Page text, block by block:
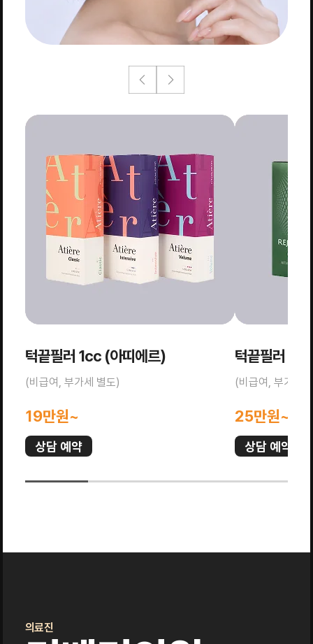
턱끝필러 1cc (아띠에르)
(비급여, 부가세 별도)
19만원~
상담 예약
턱끝필러
(비급여, 부가세
25만원~
상담 예약
의료진